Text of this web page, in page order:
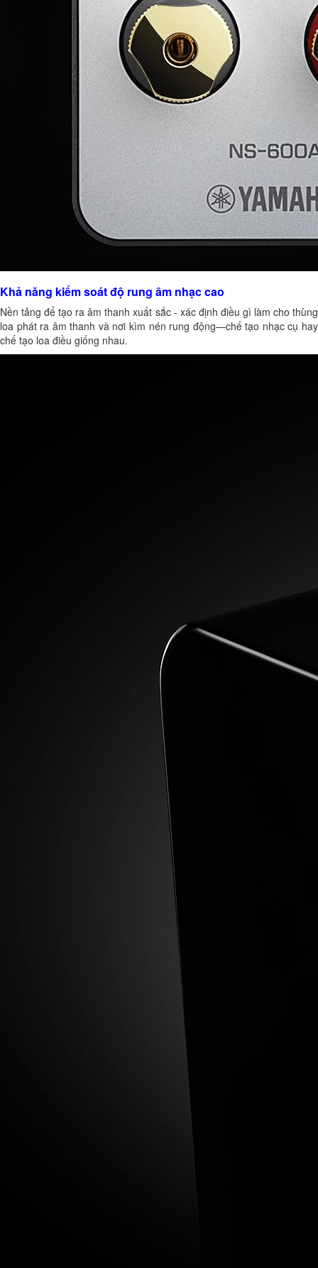
Khả năng kiểm soát độ rung âm nhạc cao
Nền tảng để tạo ra âm thanh xuất sắc - xác định điều gì làm cho thùng
loa phát ra âm thanh và nơi kìm nén rung động—chế tạo nhạc cụ hay
chế tạo loa điều giống nhau.